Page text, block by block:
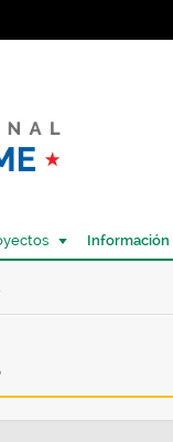
Información